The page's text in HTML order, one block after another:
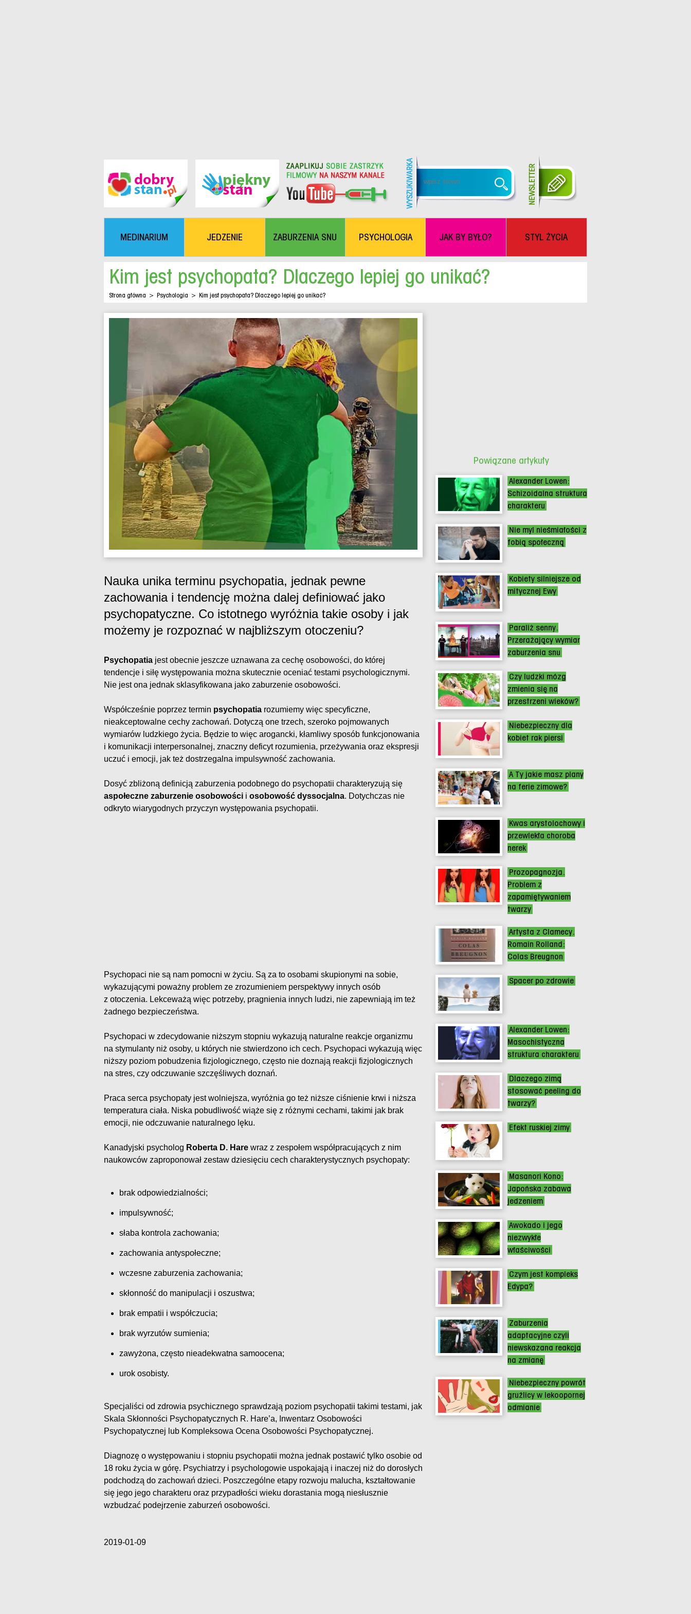
MEDINARIUM JEDZENIE ZABURZENIA SNU PSYCHOLOGIA JAK BY BYŁO? STYL ŻYCIA
Kim jest psychopata? Dlaczego lepiej go unikać?
Strona główna > Psychologia > Kim jest psychopata? Dlaczego lepiej go unikać?
Nauka unika terminu psychopatia, jednak pewne
zachowania i tendencję można dalej definiować jako
psychopatyczne. Co istotnego wyróżnia takie osoby i jak
możemy je rozpoznać w najbliższym otoczeniu?
Psychopatia jest obecnie jeszcze uznawana za cechę osobowości, do której
tendencje i siłę występowania można skutecznie oceniać testami psychologicznymi.
Nie jest ona jednak sklasyfikowana jako zaburzenie osobowości.
Współcześnie poprzez termin psychopatia rozumiemy więc specyficzne,
nieakceptowalne cechy zachowań. Dotyczą one trzech, szeroko pojmowanych
wymiarów ludzkiego życia. Będzie to więc arogancki, kłamliwy sposób funkcjonowania
i komunikacji interpersonalnej, znaczny deficyt rozumienia, przeżywania oraz ekspresji
uczuć i emocji, jak też dostrzegalna impulsywność zachowania.
Dosyć zbliżoną definicją zaburzenia podobnego do psychopatii charakteryzują się
aspołeczne zaburzenie osobowości i osobowość dyssocjalna. Dotychczas nie
odkryto wiarygodnych przyczyn występowania psychopatii.
Psychopaci nie są nam pomocni w życiu. Są za to osobami skupionymi na sobie,
wykazującymi poważny problem ze zrozumieniem perspektywy innych osób
z otoczenia. Lekceważą więc potrzeby, pragnienia innych ludzi, nie zapewniają im też
żadnego bezpieczeństwa.
Psychopaci w zdecydowanie niższym stopniu wykazują naturalne reakcje organizmu
na stymulanty niż osoby, u których nie stwierdzono ich cech. Psychopaci wykazują więc
niższy poziom pobudzenia fizjologicznego, często nie doznają reakcji fizjologicznych
na stres, czy odczuwanie szczęśliwych doznań.
Praca serca psychopaty jest wolniejsza, wyróżnia go też niższe ciśnienie krwi i niższa
temperatura ciała. Niska pobudliwość wiąże się z różnymi cechami, takimi jak brak
emocji, nie odczuwanie naturalnego lęku.
Kanadyjski psycholog Roberta D. Hare wraz z zespołem współpracujących z nim
naukowców zaproponował zestaw dziesięciu cech charakterystycznych psychopaty:
brak odpowiedzialności;
impulsywność;
słaba kontrola zachowania;
zachowania antyspołeczne;
wczesne zaburzenia zachowania;
skłonność do manipulacji i oszustwa;
brak empatii i współczucia;
brak wyrzutów sumienia;
zawyżona, często nieadekwatna samoocena;
urok osobisty.
Specjaliści od zdrowia psychicznego sprawdzają poziom psychopatii takimi testami, jak
Skala Skłonności Psychopatycznych R. Hare’a, Inwentarz Osobowości
Psychopatycznej lub Kompleksowa Ocena Osobowości Psychopatycznej.
Diagnozę o występowaniu i stopniu psychopatii można jednak postawić tylko osobie od
18 roku życia w górę. Psychiatrzy i psychologowie uspokajają i inaczej niż do dorosłych
podchodzą do zachowań dzieci. Poszczególne etapy rozwoju malucha, kształtowanie
się jego jego charakteru oraz przypadłości wieku dorastania mogą niesłusznie
wzbudzać podejrzenie zaburzeń osobowości.
2019-01-09
Powiązane artykuły
Alexander Lowen:
Schizoidalna struktura
charakteru
Nie myl nieśmiałości z
fobią społeczną
Kobiety silniejsze od
mitycznej Ewy
Paraliż senny.
Przerażający wymiar
zaburzenia snu
Czy ludzki mózg
zmienia się na
przestrzeni wieków?
Niebezpieczny dla
kobiet rak piersi
A Ty jakie masz plany
na ferie zimowe?
Kwas arystolochowy i
przewlekła choroba
nerek
Prozopagnozja.
Problem z
zapamiętywaniem
twarzy
Artysta z Clamecy.
Romain Rolland:
Colas Breugnon
Spacer po zdrowie
Alexander Lowen:
Masochistyczna
struktura charakteru
Dlaczego zimą
stosować peeling do
twarzy?
Efekt ruskiej zimy
Masanori Kono:
Japońska zabawa
jedzeniem
Awokado i jego
niezwykłe
właściwości
Czym jest kompleks
Edypa?
Zaburzenia
adaptacyjne czyli
niewskazana reakcja
na zmianę
Niebezpieczny powrót
gruźlicy w lekoopornej
odmianie